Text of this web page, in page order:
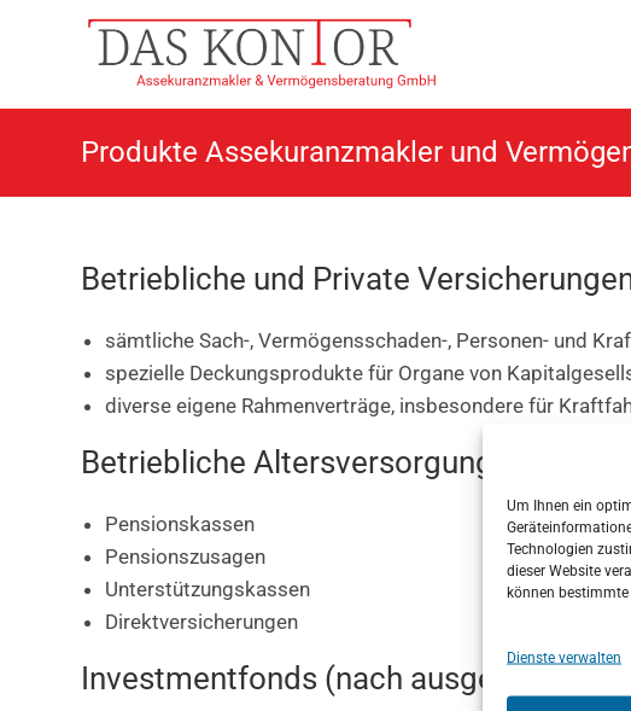
Um Ihnen ein
Technologien
dieser Website
können
Dienste verwalten
Produkte Assekuranzmakler und
Betriebliche und Private
sämtliche Sach-, Vermögensschaden-, Personen- und
spezielle Deckungsprodukte für Organe von
diverse eigene Rahmenverträge, insbesondere für
Betriebliche Altersversorgung
Pensionskassen
Pensionszusagen
Unterstützungskassen
Direktversicherungen
Investmentfonds (nach ausgewählten